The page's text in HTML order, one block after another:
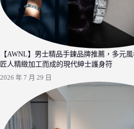
【AWNL】男士精品手鍊品牌推薦，多元
匠人精緻加工而成的現代紳士護身符
2026 年 7 月 29 日